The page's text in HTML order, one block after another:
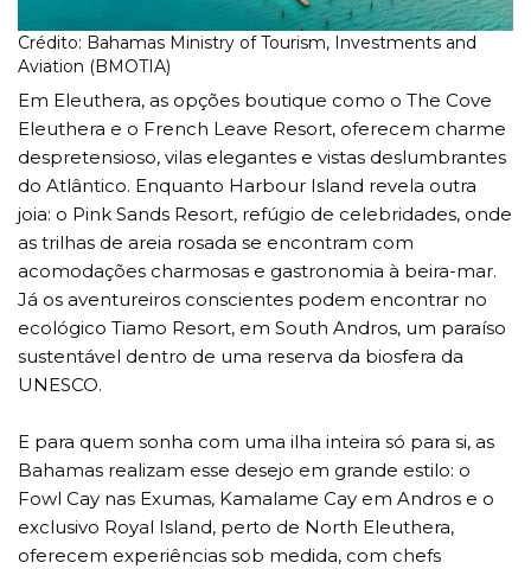
Crédito: Bahamas Ministry of Tourism, Investments and
Aviation (BMOTIA)
Em Eleuthera, as opções boutique como o The Cove
Eleuthera e o French Leave Resort, oferecem charme
despretensioso, vilas elegantes e vistas deslumbrantes
do Atlântico. Enquanto Harbour Island revela outra
joia: o Pink Sands Resort, refúgio de celebridades, onde
as trilhas de areia rosada se encontram com
acomodações charmosas e gastronomia à beira-mar.
Já os aventureiros conscientes podem encontrar no
ecológico Tiamo Resort, em South Andros, um paraíso
sustentável dentro de uma reserva da biosfera da
UNESCO.
E para quem sonha com uma ilha inteira só para si, as
Bahamas realizam esse desejo em grande estilo: o
Fowl Cay nas Exumas, Kamalame Cay em Andros e o
exclusivo Royal Island, perto de North Eleuthera,
oferecem experiências sob medida, com chefs